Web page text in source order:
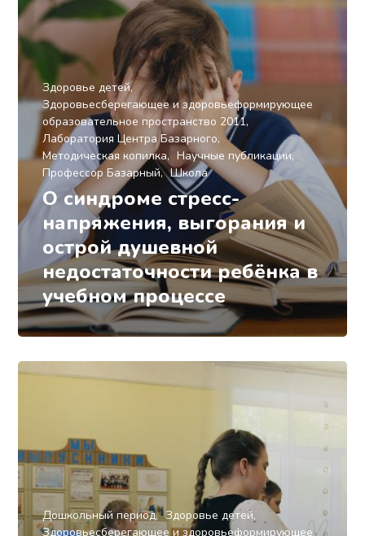
Здоровье детей
Здоровьесберегающее и здоровьеформирующее
образовательное пространство 2011
Лаборатория Центра Базарного
Методическая копилка
Научные публикации
Профессор Базарный
Школа
О синдроме стресс-
напряжения, выгорания и
острой душевной
недостаточности ребёнка в
учебном процессе
Дошкольный период
Здоровье детей
Здоровьесберегающее и здоровьеформирующее